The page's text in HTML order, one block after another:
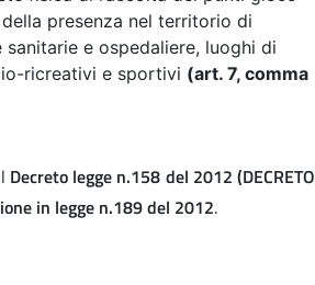
presenza nel territorio di
sanitarie e ospedaliere, luoghi di
ricreativi e sportivi (art. 7, comma
Decreto legge n.158 del 2012 (DECRETO
in legge n.189 del 2012.